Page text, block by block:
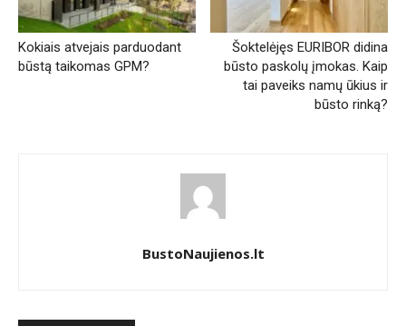
Kokiais atvejais parduodant
būstą taikomas GPM?
Šoktelėjęs EURIBOR didina
būsto paskolų įmokas. Kaip
tai paveiks namų ūkius ir
būsto rinką?
BustoNaujienos.lt